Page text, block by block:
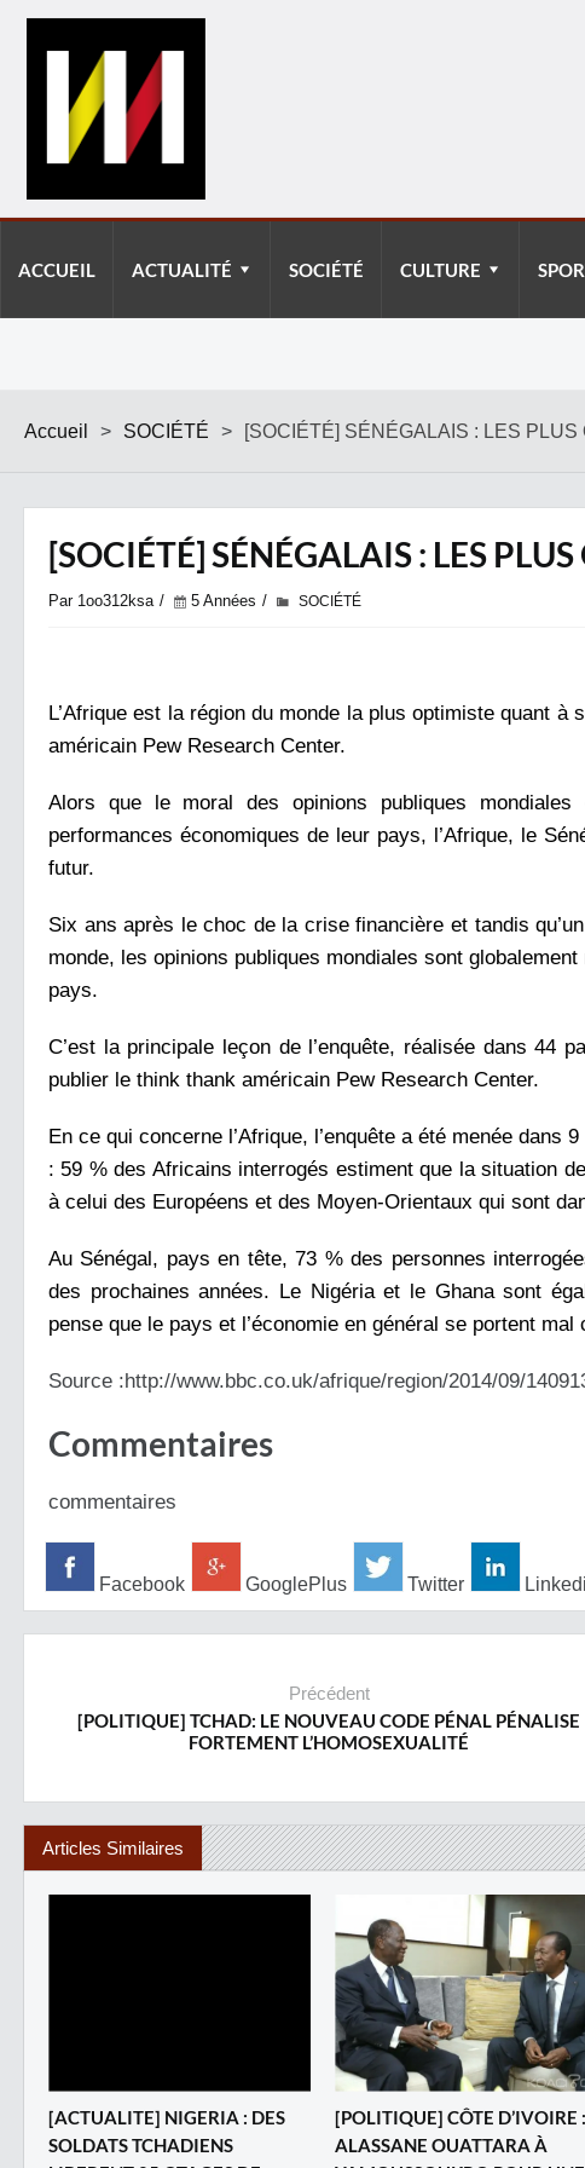
ACCUEIL ACTUALITÉ SOCIÉTÉ CULTURE
Accueil > SOCIÉTÉ > [SOCIÉTÉ] SÉNÉGALAIS : LES
[SOCIÉTÉ] SÉNÉGALAIS : LES
Par 1oo312ksa 5 Années SOCIÉTÉ
L’Afrique est la région du monde la plus optimiste quant
américain Pew Research Center.
Alors que le moral des opinions publiques
performances économiques de leur pays, l’Afrique, le
futur.
Six ans après le choc de la crise financière et tandis
monde, les opinions publiques mondiales sont
pays.
C’est la principale leçon de l’enquête, réalisée dans 44
publier le think thank américain Pew Research Center.
En ce qui concerne l’Afrique, l’enquête a été menée
: 59 % des Africains interrogés estiment que la situation
à celui des Européens et des Moyen-Orientaux qui sont
Au Sénégal, pays en tête, 73 % des personnes
des prochaines années. Le Nigéria et le Ghana sont
pense que le pays et l’économie en général se portent
Source :http://www.bbc.co.uk/afrique/region/2014/09/
Commentaires
commentaires
Facebook GooglePlus Twitter
Précédent
[POLITIQUE] TCHAD: LE NOUVEAU CODE PÉNAL PÉNALISE
FORTEMENT L’HOMOSEXUALITÉ
Articles Similaires
[ACTUALITE] NIGERIA : DES
SOLDATS TCHADIENS
[POLITIQUE] CÔTE D’IVOIRE :
ALASSANE OUATTARA À